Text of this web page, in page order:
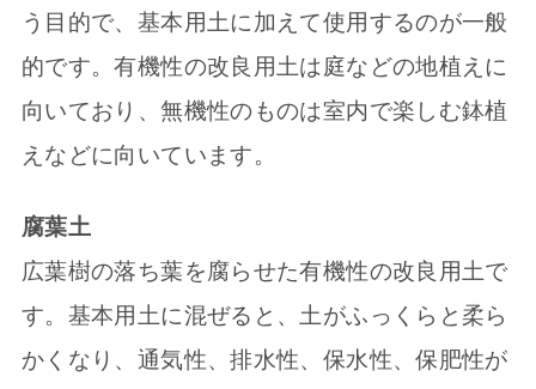
う目的で、基本用土に加えて使用するのが一般
的です。有機性の改良用土は庭などの地植えに
向いており、無機性のものは室内で楽しむ鉢植
えなどに向いています。
腐葉土
広葉樹の落ち葉を腐らせた有機性の改良用土で
す。基本用土に混ぜると、土がふっくらと柔ら
かくなり、通気性、排水性、保水性、保肥性が